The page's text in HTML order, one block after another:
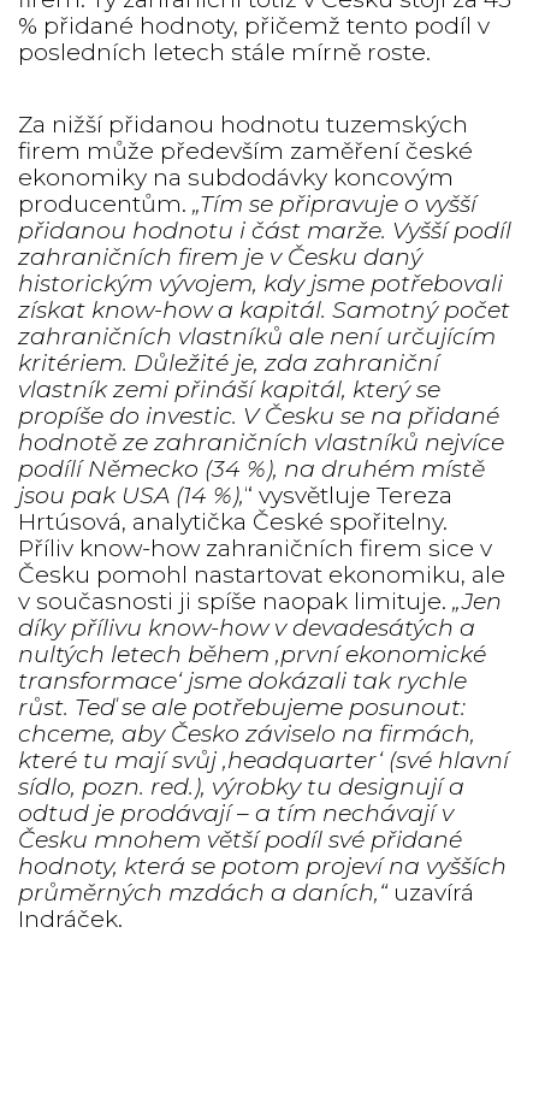
% přidané hodnoty, přičemž tento podíl v
posledních letech stále mírně roste.
Za nižší přidanou hodnotu tuzemských
firem může především zaměření české
ekonomiky na subdodávky koncovým
producentům.„Tím se připravuje o vyšší
přidanou hodnotu i část marže. Vyšší podíl
zahraničních firem je v Česku daný
historickým vývojem, kdy jsme potřebovali
získat know-how a kapitál. Samotný počet
zahraničních vlastníků ale není určujícím
kritériem. Důležité je, zda zahraniční
vlastník zemi přináší kapitál, který se
propíše do investic. V Česku se na přidané
hodnotě ze zahraničních vlastníků nejvíce
podílí Německo (34 %), na druhém místě
jsou pak USA (14 %),“ vysvětluje Tereza
Hrtúsová, analytička České spořitelny.
Příliv know-how zahraničních firem sice v
Česku pomohl nastartovat ekonomiku, ale
v současnosti ji spíše naopak limituje.„Jen
díky přílivu know-how v devadesátých a
nultých letech během ‚první ekonomické
transformace‘ jsme dokázali tak rychle
růst. Teď se ale potřebujeme posunout:
chceme, aby Česko záviselo na firmách,
které tu mají svůj ‚headquarter‘ (své hlavní
sídlo, pozn. red.), výrobky tu designují a
odtud je prodávají – a tím nechávají v
Česku mnohem větší podíl své přidané
hodnoty, která se potom projeví na vyšších
průměrných mzdách a daních,“uzavírá
Indráček.